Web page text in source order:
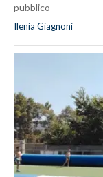
pubblico
Ilenia Giagnoni